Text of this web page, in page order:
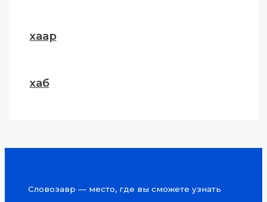
хаар
хаб
Словозавр — место, где вы сможете узнать